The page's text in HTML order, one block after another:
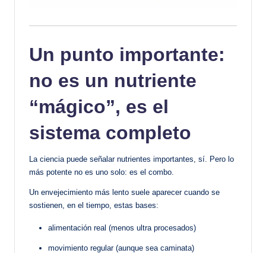
Un punto importante:
no es un nutriente
“mágico”, es el
sistema completo
La ciencia puede señalar nutrientes importantes, sí. Pero lo
más potente no es uno solo: es el combo.
Un envejecimiento más lento suele aparecer cuando se
sostienen, en el tiempo, estas bases:
alimentación real (menos ultra procesados)
movimiento regular (aunque sea caminata)